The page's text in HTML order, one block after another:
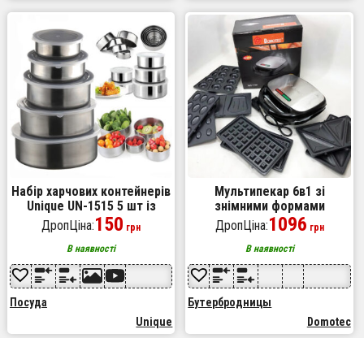
Набір харчових контейнерів
Unique UN-1515 5 шт із
нержавіючої сталі
ДропЦіна:150 грн
В наявності
Посуда
Unique
Мультипекар 6в1 зі
знімними формами
Domotec MS-7706,
сендвічниця 6в1, домашній
гриль для шаурми
ДропЦіна:1096 грн
В наявності
Бутербродницы
Domotec